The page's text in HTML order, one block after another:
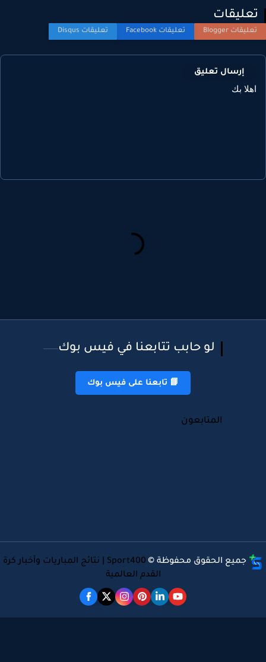
إرسال تعليق
بك
لو حابب تتابعنا في فيس بوك
📘 تابعنا على فيس بوك
المتابعون
جميع الحقوق محفوظة ©
Sport400 | نتائج المباريات وأخبار كرة
القدم العالمية